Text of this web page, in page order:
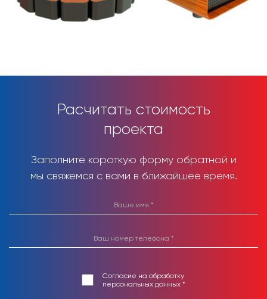
Расчитать стоимость
проекта
Заполните короткую форму обратной и
мы свяжемся с вами в ближайшее время.
Согласие на обработку
персональных данных *